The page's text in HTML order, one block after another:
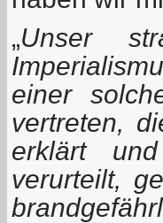
„Unser
einer
vertreten,
erklärt
verurteilt,